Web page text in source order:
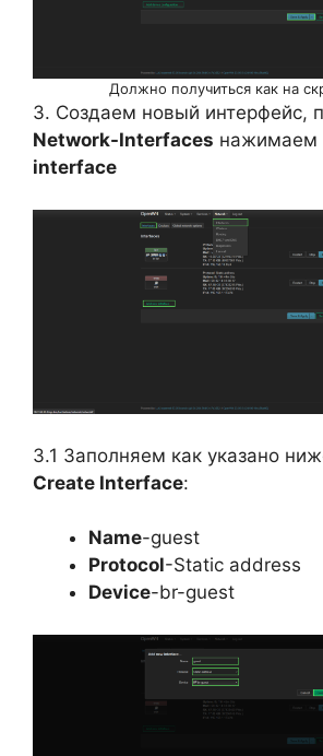
Должно получиться как на
3. Создаем новый интерфейс,
Network-Interfaces нажимаем
interface
3.1 Заполняем как указано
Create Interface:
Name-guest
Protocol-Static address
Device-br-guest